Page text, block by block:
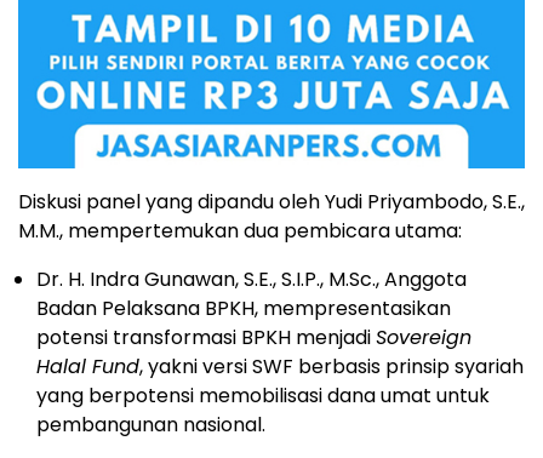
Diskusi panel yang dipandu oleh Yudi Priyambodo, S.E.,
M.M., mempertemukan dua pembicara utama:
Dr. H. Indra Gunawan, S.E., S.I.P., M.Sc., Anggota
Badan Pelaksana BPKH, mempresentasikan
potensi transformasi BPKH menjadiSovereign
Halal Fund, yakni versi SWF berbasis prinsip syariah
yang berpotensi memobilisasi dana umat untuk
pembangunan nasional.